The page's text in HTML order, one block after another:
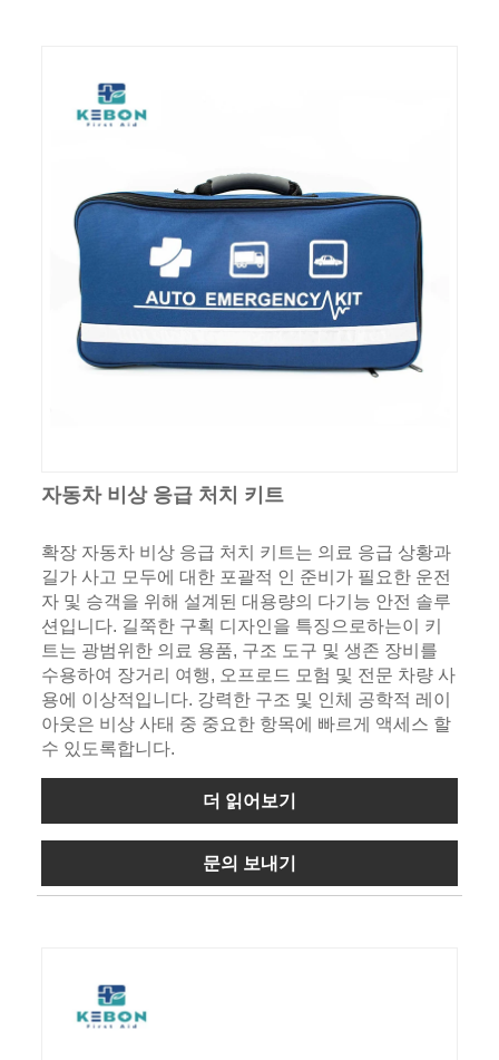
자동차 비상 응급 처치 키트
확장 자동차 비상 응급 처치 키트는 의료 응급 상황과
길가 사고 모두에 대한 포괄적 인 준비가 필요한 운전
자 및 승객을 위해 설계된 대용량의 다기능 안전 솔루
션입니다. 길쭉한 구획 디자인을 특징으로하는이 키
트는 광범위한 의료 용품, 구조 도구 및 생존 장비를
수용하여 장거리 여행, 오프로드 모험 및 전문 차량 사
용에 이상적입니다. 강력한 구조 및 인체 공학적 레이
아웃은 비상 사태 중 중요한 항목에 빠르게 액세스 할
수 있도록합니다.
더 읽어보기
문의 보내기